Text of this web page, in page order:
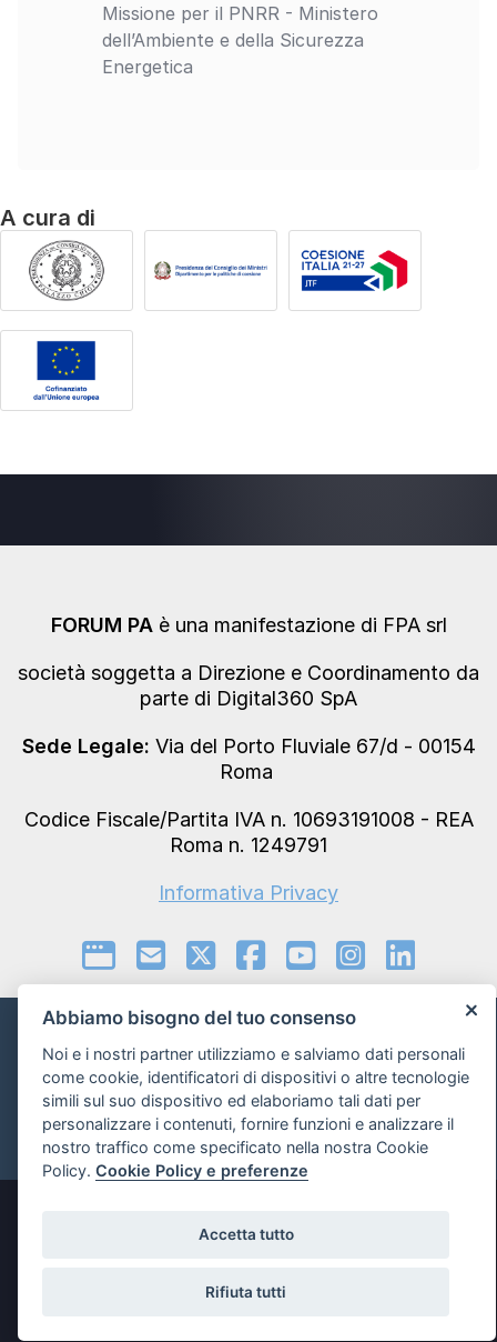
Missione per il PNRR - Ministero
dell’Ambiente e della Sicurezza
Energetica
A cura di
FORUM PAè una manifestazione di FPA srl
società soggetta a Direzione e Coordinamento da
parte di Digital360 SpA
Sede Legale: Via del Porto Fluviale 67/d - 00154
Roma
Codice Fiscale/Partita IVA n. 10693191008 - REA
Roma n. 1249791
Informativa Privacy
Powered by
Abbiamo bisogno del tuo consenso
Noi e i nostri partner utilizziamo e salviamo dati personali
come cookie, identificatori di dispositivi o altre tecnologie
simili sul suo dispositivo ed elaboriamo tali dati per
personalizzare i contenuti, fornire funzioni e analizzare il
nostro traffico come specificato nella nostra Cookie
Policy.Cookie Policy e preferenze
Accetta tutto
Rifiuta tutti